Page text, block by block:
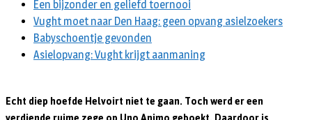
Een bijzonder en geliefd toernooi
Vught moet naar Den Haag: geen opvang asielzoekers
Babyschoentje gevonden
Asielopvang: Vught krijgt aanmaning
Echt diep hoefde Helvoirt niet te gaan. Toch werd er een